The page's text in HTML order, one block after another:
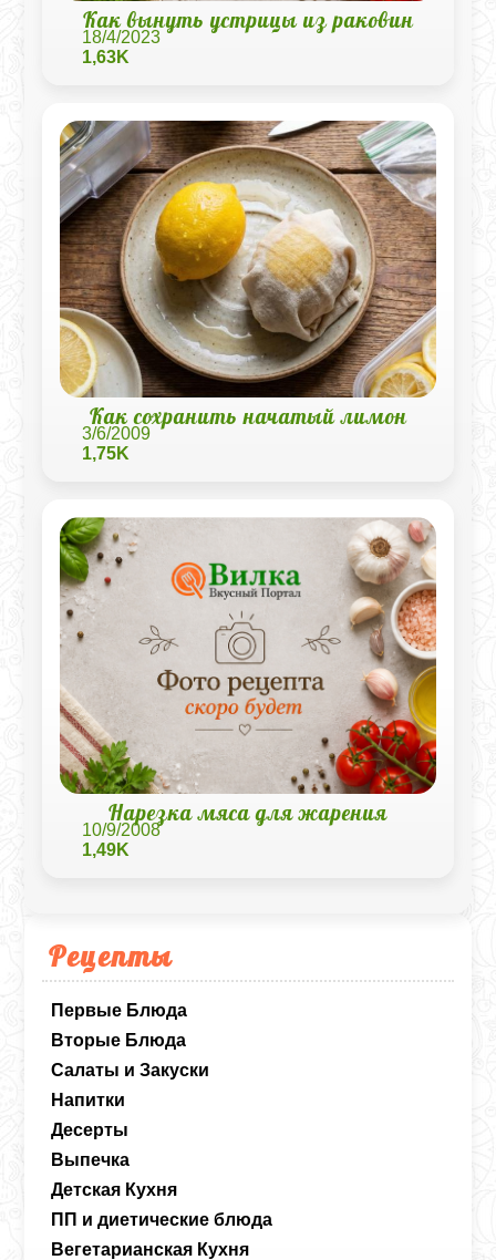
Рецепты
Первые Блюда
Вторые Блюда
Салаты и Закуски
Напитки
Десерты
Выпечка
Детская Кухня
ПП и диетические блюда
Вегетарианская Кухня
Как вынуть устрицы из раковин
18/4/2023
1,63K
Как сохранить начатый лимон
3/6/2009
1,75K
Нарезка мяса для жарения
10/9/2008
1,49K